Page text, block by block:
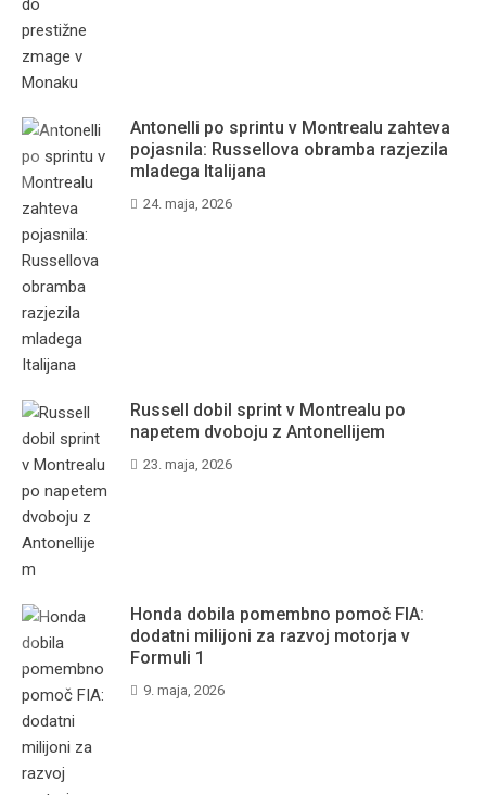
Antonelli po sprintu v Montrealu zahteva
pojasnila: Russellova obramba razjezila
mladega Italijana
24. maja, 2026
Russell dobil sprint v Montrealu po
napetem dvoboju z Antonellijem
23. maja, 2026
Honda dobila pomembno pomoč FIA:
dodatni milijoni za razvoj motorja v
Formuli 1
9. maja, 2026